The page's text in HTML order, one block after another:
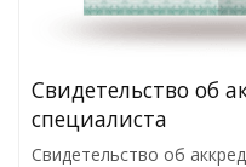
Свидетельство об
специалиста
Свидетельство об